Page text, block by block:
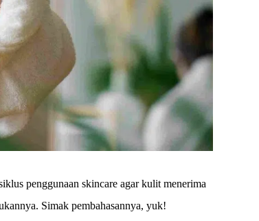
penggunaan skincare agar kulit menerima
Simak pembahasannya, yuk!